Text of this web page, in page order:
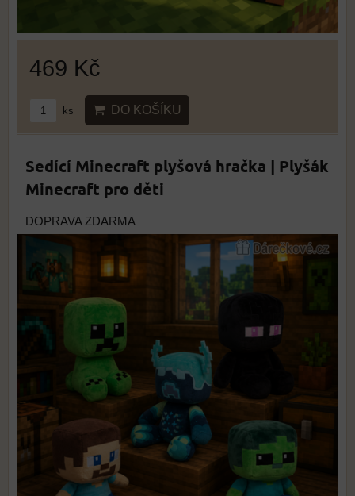
469 Kč
ks DO KOŠÍKU
Sedící Minecraft plyšová hračka | Plyšák
Minecraft pro děti
DOPRAVA ZDARMA